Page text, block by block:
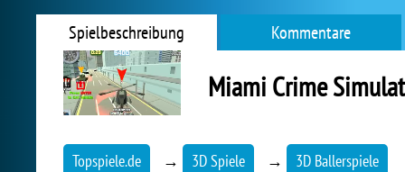
Spielbeschreibung Kommentare
Miami Crime
Topspiele.de → 3D Spiele → 3D Ballerspiele